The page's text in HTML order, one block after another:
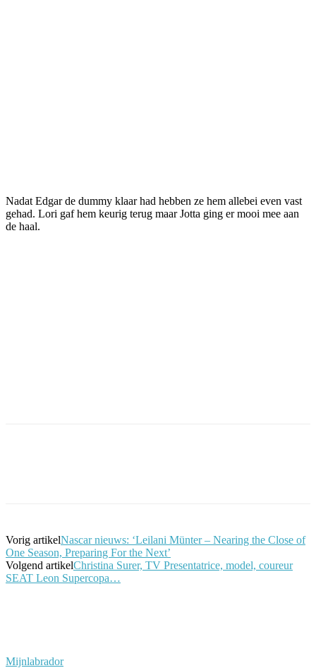
Nadat Edgar de dummy klaar had hebben ze hem allebei even vast
gehad. Lori gaf hem keurig terug maar Jotta ging er mooi mee aan
de haal.
Vorig artikelNascar nieuws: ‘Leilani Münter – Nearing the Close of
One Season, Preparing For the Next’
Volgend artikelChristina Surer, TV Presentatrice, model, coureur
SEAT Leon Supercopa…
Mijnlabrador